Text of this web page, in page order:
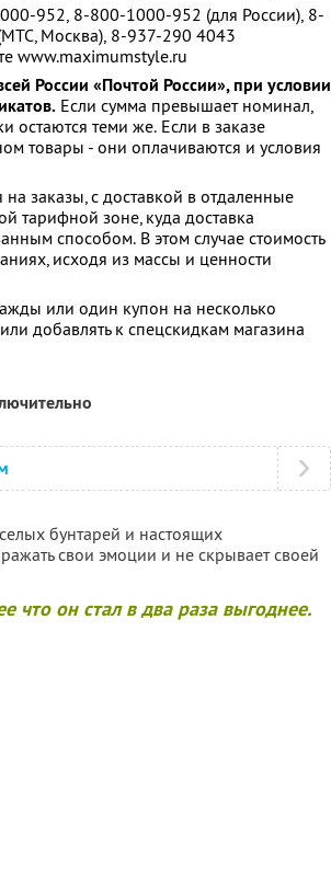
952, 8-800-1000-952 (для России), 8-
Москва), 8-937-290 4043
www.maximumstyle.ru
России «Почтой России», при условии
Если сумма превышает номинал,
остаются теми же. Если в заказе
товары - они оплачиваются и условия
на заказы, с доставкой в отдаленные
тарифной зоне, куда доставка
способом. В этом случае стоимость
исходя из массы и ценности
или один купон на несколько
добавлять к спецскидкам магазина
бунтарей и настоящих
свои эмоции и не скрывает своей
что он стал в два раза выгоднее.